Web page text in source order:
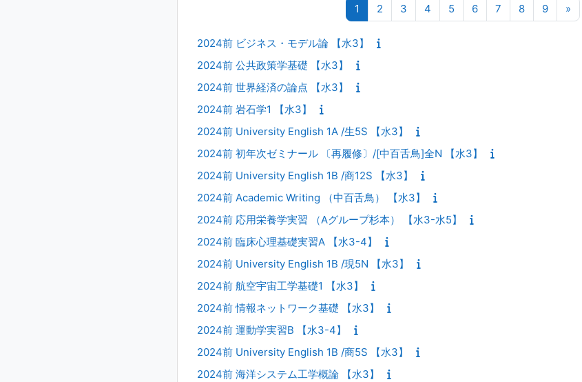
1 ページ 1
2 ページ 2
3 ページ 3
4 ページ 4
5 ページ 5
6ページ 6
7 ページ 7
8ページ 8
9ページ 9
»
2024前 ビジネス・モデル論 【水3】
2024前 公共政策学基礎 【水3】
2024前 世界経済の論点 【水3】
2024前 岩石学1 【水3】
2024前 University English 1A /生5S 【水3】
2024前 初年次ゼミナール 〔再履修〕/[中百舌鳥]全N 【水3】
2024前 University English 1B /商12S 【水3】
2024前 Academic Writing （中百舌鳥） 【水3】
2024前 応用栄養学実習 （Aグループ杉本） 【水3-水5】
2024前 臨床心理基礎実習A 【水3-4】
2024前 University English 1B /現5N 【水3】
2024前 航空宇宙工学基礎1 【水3】
2024前 情報ネットワーク基礎 【水3】
2024前 運動学実習B 【水3-4】
2024前 University English 1B /商5S 【水3】
2024前 海洋システム工学概論 【水3】